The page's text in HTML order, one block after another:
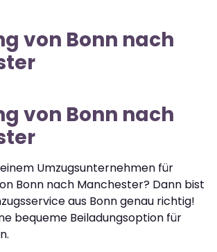
von Bonn nach
von Bonn nach
Umzugsunternehmen für
Bonn nach Manchester? Dann bist
aus Bonn genau richtig!
bequeme Beiladungsoption für